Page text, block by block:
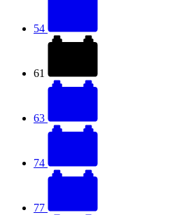
54
61
63
74
77